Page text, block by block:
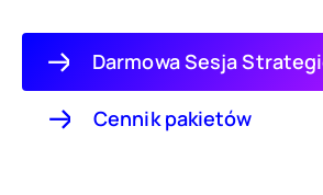
Darmowa Sesja
Cennik pakietów